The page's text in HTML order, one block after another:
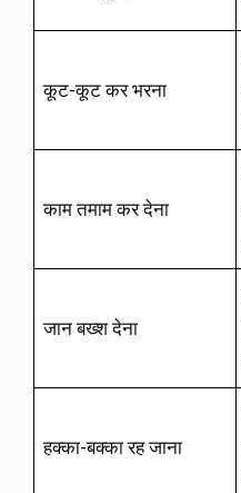
कूट-कूट कर भरना
काम तमाम कर देना
जान बख्श देना
हक्का-बक्का रह जाना